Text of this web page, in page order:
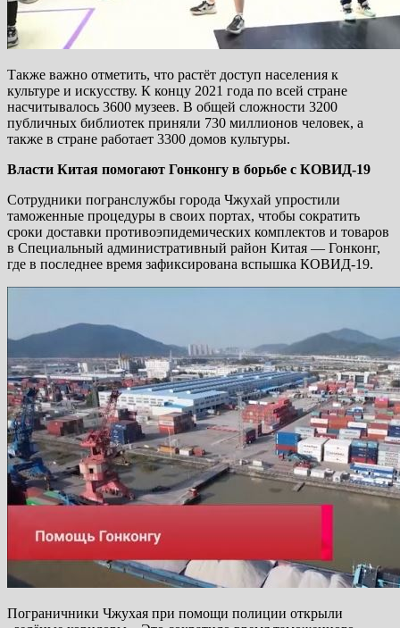
Также важно отметить, что растёт доступ населения к
культуре и искусству. К концу 2021 года по всей стране
насчитывалось 3600 музеев. В общей сложности 3200
публичных библиотек приняли 730 миллионов человек, а
также в стране работает 3300 домов культуры.
Власти Китая помогают Гонконгу в борьбе с КОВИД-19
Сотрудники погранслужбы города Чжухай упростили
таможенные процедуры в своих портах, чтобы сократить
сроки доставки противоэпидемических комплектов и товаров
в Специальный административный район Китая — Гонконг,
где в последнее время зафиксирована вспышка КОВИД-19.
Пограничники Чжухая при помощи полиции открыли